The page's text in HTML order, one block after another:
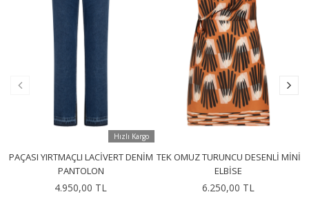
Hızlı Kargo
PAÇASI YIRTMAÇLI LACIVERT DENIM
PANTOLON
4.950,00 TL
TEK OMUZ TURUNCU DESENLI MINI
ELBISE
6.250,00 TL